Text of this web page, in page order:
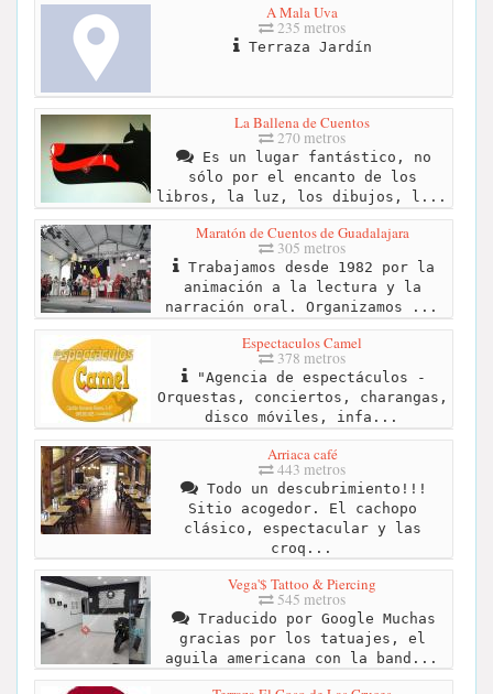
A Mala Uva
235 metros
Terraza Jardín
La Ballena de Cuentos
270 metros
Es un lugar fantástico, no
sólo por el encanto de los
libros, la luz, los dibujos, l...
Maratón de Cuentos de Guadalajara
305 metros
Trabajamos desde 1982 por la
animación a la lectura y la
narración oral. Organizamos ...
Espectaculos Camel
378 metros
"Agencia de espectáculos -
Orquestas, conciertos, charangas,
disco móviles, infa...
Arriaca café
443 metros
Todo un descubrimiento!!!
Sitio acogedor. El cachopo
clásico, espectacular y las
croq...
Vega'$ Tattoo & Piercing
545 metros
Traducido por Google Muchas
gracias por los tatuajes, el
aguila americana con la band...